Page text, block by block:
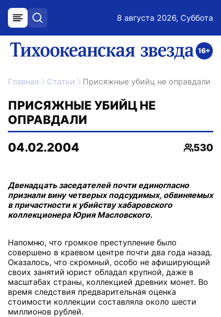
меню поиск 8 августа 2026, Суббота
ссылка на главную
Главная Статьи Присяжные убийц не оправдали
ПРИСЯЖНЫЕ УБИЙЦ НЕ
ОПРАВДАЛИ
04.02.2004
530
Двенадцать заседателей почти единогласно
признали вину четверых подсудимых, обвиняемых
в причастности к убийству хабаровского
коллекционера Юрия Масловского.
Напомню, что громкое преступление было
совершено в краевом центре почти два года назад.
Оказалось, что скромный, особо не афиширующий
своих занятий юрист обладал крупной, даже в
масштабах страны, коллекцией древних монет. Во
время следствия предварительная оценка
стоимости коллекции составляла около шести
миллионов рублей.